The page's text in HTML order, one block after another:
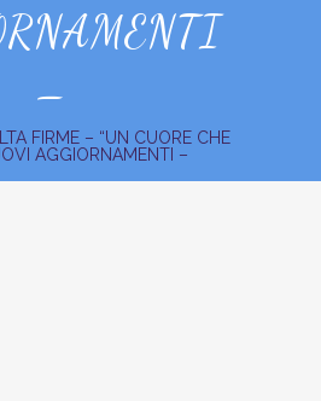
–
FIRME – “UN CUORE CHE
AGGIORNAMENTI –